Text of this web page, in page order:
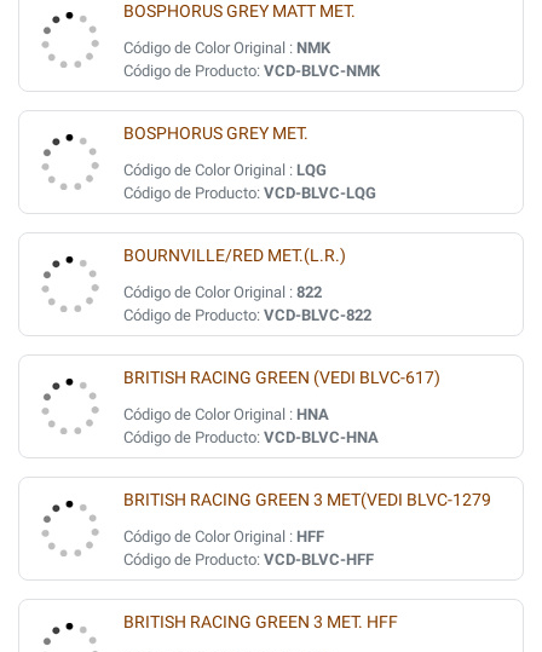
BOSPHORUS GREY MATT MET.
Código de Color Original : NMK
Código de Producto: VCD-BLVC-NMK
BOSPHORUS GREY MET.
Código de Color Original : LQG
Código de Producto: VCD-BLVC-LQG
BOURNVILLE/RED MET.(L.R.)
Código de Color Original : 822
Código de Producto: VCD-BLVC-822
BRITISH RACING GREEN (VEDI BLVC-617)
Código de Color Original : HNA
Código de Producto: VCD-BLVC-HNA
BRITISH RACING GREEN 3 MET(VEDI BLVC-1279
Código de Color Original : HFF
Código de Producto: VCD-BLVC-HFF
BRITISH RACING GREEN 3 MET. HFF